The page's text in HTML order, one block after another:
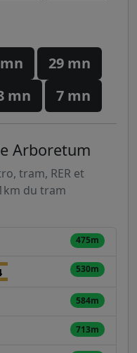
29 mn
mn 7 mn
Arboretum
tram, RER et
du tram
475m
530m
584m
713m